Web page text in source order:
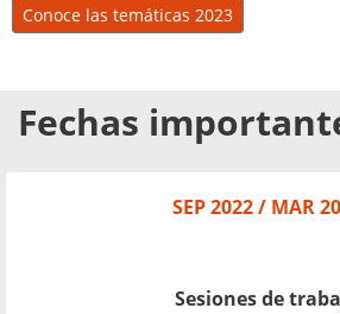
Conoce las temáticas 2023
Fechas
SEP 2022 / MAR
Sesiones de